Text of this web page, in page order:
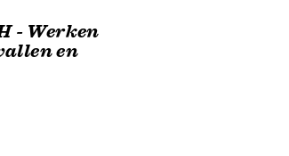
- Werken
en